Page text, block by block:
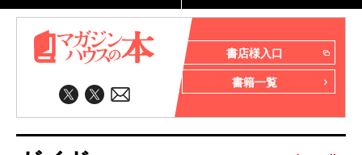
書店様入口
書籍一覧